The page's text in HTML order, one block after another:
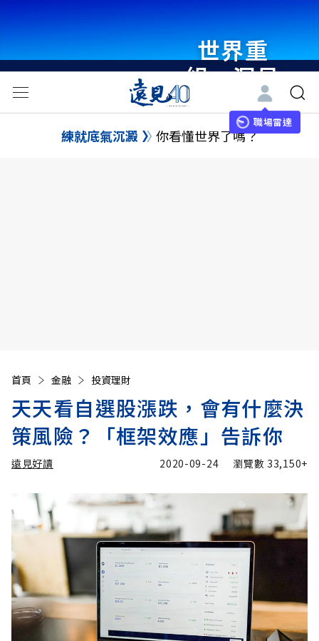
世界重
組・洞見
未來 與
世界領袖
職場雷達
練就底氣沉澱 你看懂世界了嗎？
首頁 金融 投資理財
天天看自選股漲跌，會有什麼決
策風險？「框架效應」告訴你
遠見好讀 2020-09-24 瀏覽數 33,150+